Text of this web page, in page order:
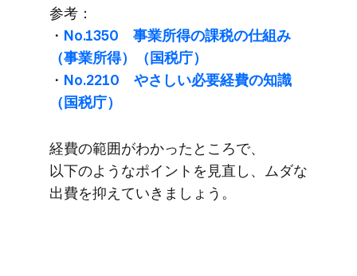
参考：
・ No.1350 事業所得の​課税の​仕組み​
（事業所得）​（国税庁）
・ No.2210 やさしい​必要経費の​知識​
（国税庁）
経費の​範囲が​わかった​ところで、​
以下のような​ポイントを​見直し、​ムダな​
出費を​抑えていきましょう。